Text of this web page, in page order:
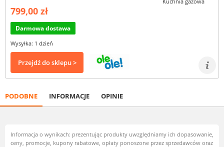
799,00 zł
Darmowa dostawa
Wysyłka: 1 dzień
Przejdź do sklepu >
PODOBNE INFORMACJE OPINIE
Informacja o wynikach: prezentując produkty uwzględniamy ich dopasowanie,
ceny, promocje, kupony rabatowe, opłaty ponoszone przez sprzedawców oraz